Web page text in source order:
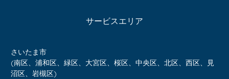
サービスエリア
さいたま市
(南区、浦和区、緑区、大宮区、桜区、中央区、北区、西区、見
沼区、岩槻区)